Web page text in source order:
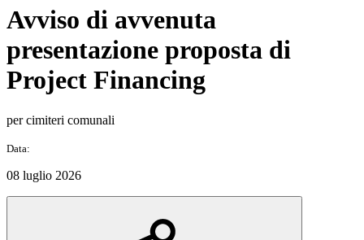
Avviso di avvenuta
presentazione proposta di
Project Financing
per cimiteri comunali
Data:
08 luglio 2026